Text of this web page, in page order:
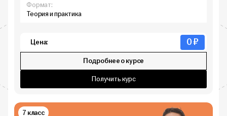
Формат:
Теория и практика
Цена: 0 ₽
Подробнее о курсе
Получить курс
7 класс